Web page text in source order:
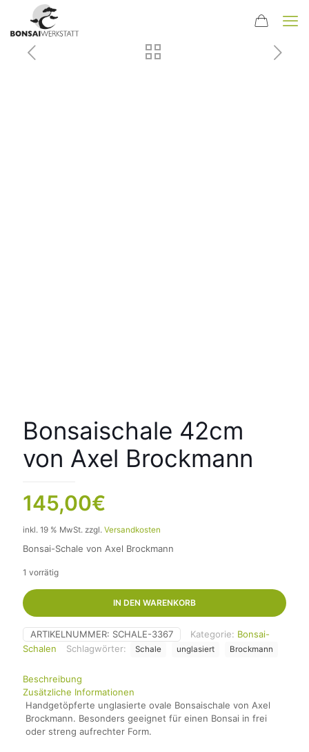
Bonsaischale 42cm
von Axel Brockmann
145,00€
inkl. 19 % MwSt. zzgl. Versandkosten
Bonsai-Schale von Axel Brockmann
1 vorrätig
IN DEN WARENKORB
ARTIKELNUMMER: SCHALE-3367 Kategorie: Bonsai-
Schalen
Schlagwörter: Schale unglasiert Brockmann
Beschreibung
Zusätzliche Informationen
Handgetöpferte unglasierte ovale Bonsaischale von Axel
Brockmann. Besonders geeignet für einen Bonsai in frei
oder streng aufrechter Form.